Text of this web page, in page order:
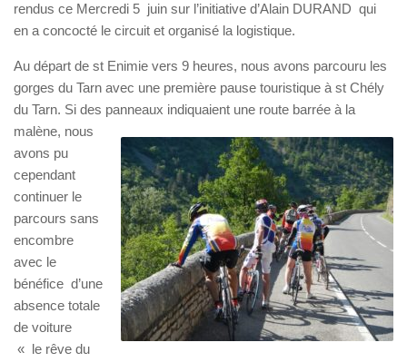
rendus ce Mercredi 5 juin sur l’initiative d’Alain DURAND qui
en a concocté le circuit et organisé la logistique.
Au départ de st Enimie vers 9 heures, nous avons parcouru les
gorges du Tarn avec une première pause touristique à st Chély
du Tarn. Si des panneaux indiquaient une route barrée à la
malène, nous
avons pu
cependant
continuer le
parcours sans
encombre
avec le
bénéfice d’une
absence totale
de voiture
« le rêve du